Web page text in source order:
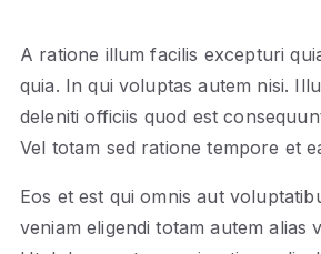
A ratione illum facilis excepturi
quia. In qui voluptas autem nisi.
deleniti officiis quod est
Vel totam sed ratione tempore et
Eos et est qui omnis aut
veniam eligendi totam autem alias